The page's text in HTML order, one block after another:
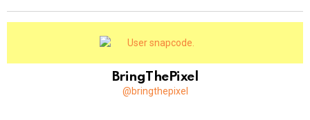
BringThePixel
@bringthepixel